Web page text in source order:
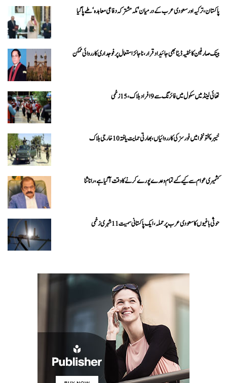
پاکستان، ترکیہ اور سعودی عرب کے درمیان ’مکہ مشترکہ دفاعی معاہدہ‘ طے پا گیا
بینک صارفین کا خفیہ ڈیٹا بھی جائیداد قرار، ناجائز استعمال پر فوجداری کارروائی ممکن
تھائی لینڈ میں سکول میں فائرنگ سے 9 افراد ہلاک، 15 زخمی
خیبرپختونخوا میں فورسز کی کارروائیاں، بھارتی حمایت یافتہ 10 خارجی ہلاک
کشمیری عوام سے کیے گئے تمام وعدے پورے کرنے کا وقت آ گیا ہے، رانا ثنا
حوثی باغیوں کا سعودی عرب پر حملہ، ایک پاکستانی سمیت 11 شہری زخمی